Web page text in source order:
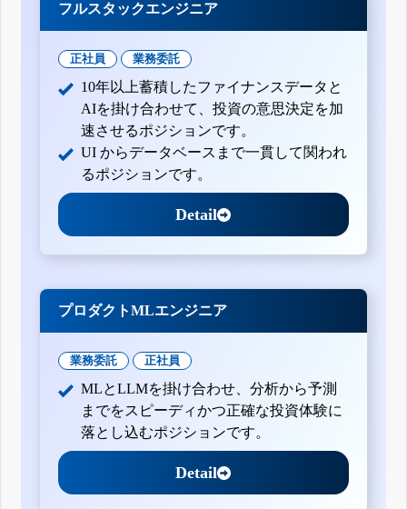
フルスタックエンジニア
正社員 業務委託
10年以上蓄積したファイナンスデータと
AIを掛け合わせて、投資の意思決定を加
速させるポジションです。
UI からデータベースまで一貫して関われ
るポジションです。
Detail
プロダクトMLエンジニア
業務委託 正社員
MLとLLMを掛け合わせ、分析から予測
までをスピーディかつ正確な投資体験に
落とし込むポジションです。
Detail